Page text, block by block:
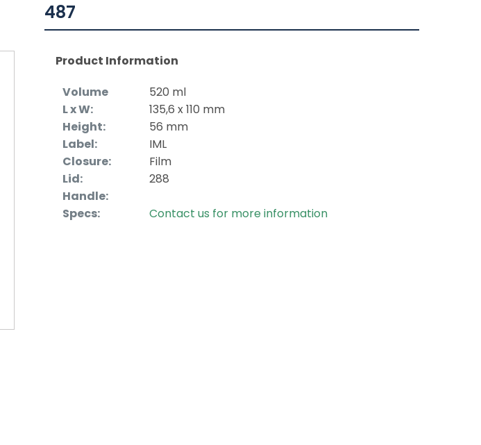
487
Product Information
Volume
520 ml
L x W:
135,6 x 110 mm
Height:
56 mm
Label:
IML
Closure:
Film
Lid:
288
Handle:
Specs:
Contact us for more information